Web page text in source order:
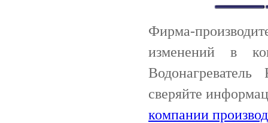
Фирма-
изменений в
сверяйте
компании